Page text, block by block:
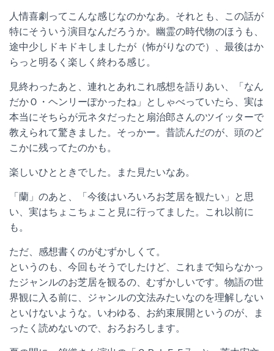
人情喜劇ってこんな感じなのかなあ。それとも、この話が
特にそういう演目なんだろうか。幽霊の時代物のほうも、
途中少しドキドキしましたが（怖がりなので）、最後はか
らっと明るく楽しく終わる感じ。
見終わったあと、連れとあれこれ感想を語りあい、「なん
だかＯ・ヘンリーぽかったね」としゃべっていたら、実は
本当にそちらが元ネタだったと扇治郎さんのツイッターで
教えられて驚きました。そっかー。昔読んだのが、頭のど
こかに残ってたのかも。
楽しいひとときでした。また見たいなあ。
「蘭」のあと、「今後はいろいろお芝居を観たい」と思
い、実はちょこちょこと見に行ってました。これ以前に
も。
ただ、感想書くのがむずかしくて。
というのも、今回もそうでしたけど、これまで知らなかっ
たジャンルのお芝居を観るの、むずかしいです。物語の世
界観に入る前に、ジャンルの文法みたいなのを理解しない
といけないような。いわゆる、お約束展開というのが、ま
ったく読めないので、おろおろします。